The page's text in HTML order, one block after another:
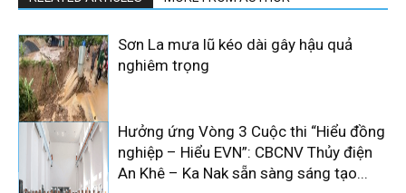
Sơn La mưa lũ kéo dài gây hậu quả
nghiêm trọng
Hưởng ứng Vòng 3 Cuộc thi “Hiểu đồng
nghiệp – Hiểu EVN”: CBCNV Thủy điện
An Khê – Ka Nak sẵn sàng sáng tạo...